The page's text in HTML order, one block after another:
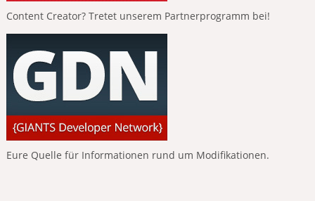
Content Creator? Tretet unserem Partnerprogramm bei!
Eure Quelle für Informationen rund um Modifikationen.